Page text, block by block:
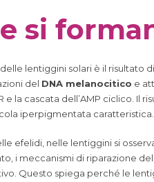
si
lentiggini solari è il risultato
del DNA melanocitico e
e la cascata dell’AMP ciclico. Il
iperpigmentata caratteristica.
efelidi, nelle lentiggini si
i meccanismi di riparazione
Questo spiega perché le